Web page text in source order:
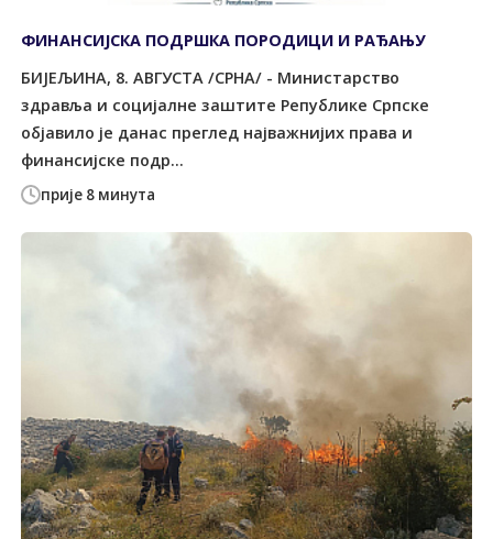
прије 8 минута
ФИНАНСИЈСКА ПОДРШКА ПОРОДИЦИ И РАЂАЊУ
БИЈЕЉИНА, 8. АВГУСТА /СРНА/ - Министарство
здравља и социјалне заштите Републике Српске
објавило је данас преглед најважнијих права и
финансијске подр...